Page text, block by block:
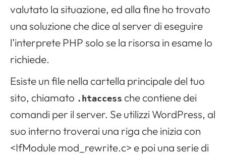
valutato la situazione, ed alla fine ho trovato
una soluzione che dice al server di eseguire
l’interprete PHP solo se la risorsa in esame lo
richiede.
Esiste un file nella cartella principale del tuo
sito, chiamato .htaccess che contiene dei
comandi per il server. Se utilizzi WordPress, al
suo interno troverai una riga che inizia con
<IfModule mod_rewrite.c> e poi una serie di